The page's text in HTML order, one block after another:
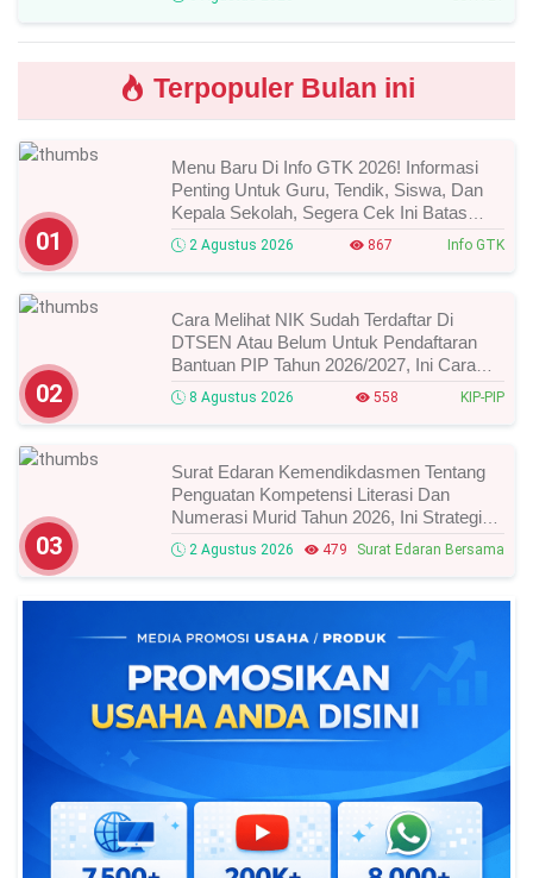
Terpopuler Bulan ini
01
Menu Baru Di Info GTK 2026! Informasi
Penting Untuk Guru, Tendik, Siswa, Dan
Kepala Sekolah, Segera Cek Ini Batas
Waktunya!
2 Agustus 2026 867 Info GTK
02
Cara Melihat NIK Sudah Terdaftar Di
DTSEN Atau Belum Untuk Pendaftaran
Bantuan PIP Tahun 2026/2027, Ini Cara
Cek Dan Syarat Perubahan Desil!
8 Agustus 2026 558 KIP-PIP
03
Surat Edaran Kemendikdasmen Tentang
Penguatan Kompetensi Literasi Dan
Numerasi Murid Tahun 2026, Ini Strategi
Dan Alurnya
2 Agustus 2026 479 Surat Edaran Bersama